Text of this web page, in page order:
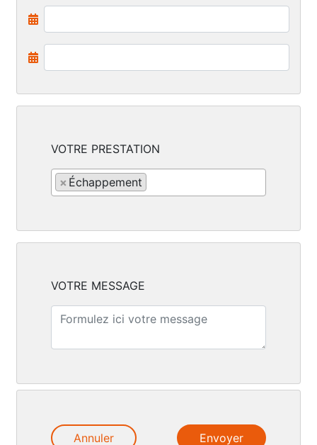
VOTRE PRESTATION
× Échappement
VOTRE MESSAGE
Annuler